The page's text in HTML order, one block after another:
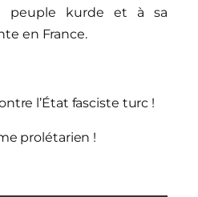
peuple kurde et à sa
en France.
l’État fasciste turc !
prolétarien !